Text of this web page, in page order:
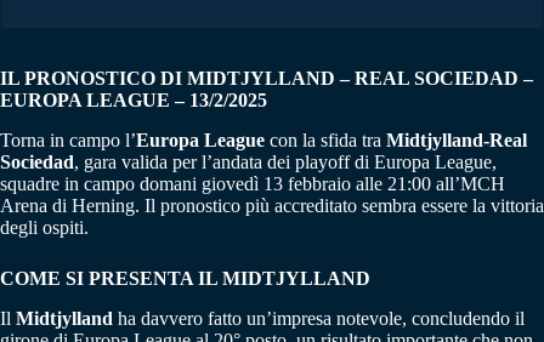
IL PRONOSTICO DI MIDTJYLLAND – REAL SOCIEDAD –
EUROPA LEAGUE – 13/2/2025
Torna in campo l’Europa League con la sfida tra Midtjylland-Real
Sociedad, gara valida per l’andata dei playoff di Europa League,
squadre in campo domani giovedì 13 febbraio alle 21:00 all’MCH
Arena di Herning. Il pronostico più accreditato sembra essere la vittoria
degli ospiti.
COME SI PRESENTA IL MIDTJYLLAND
Il Midtjylland ha davvero fatto un’impresa notevole, concludendo il